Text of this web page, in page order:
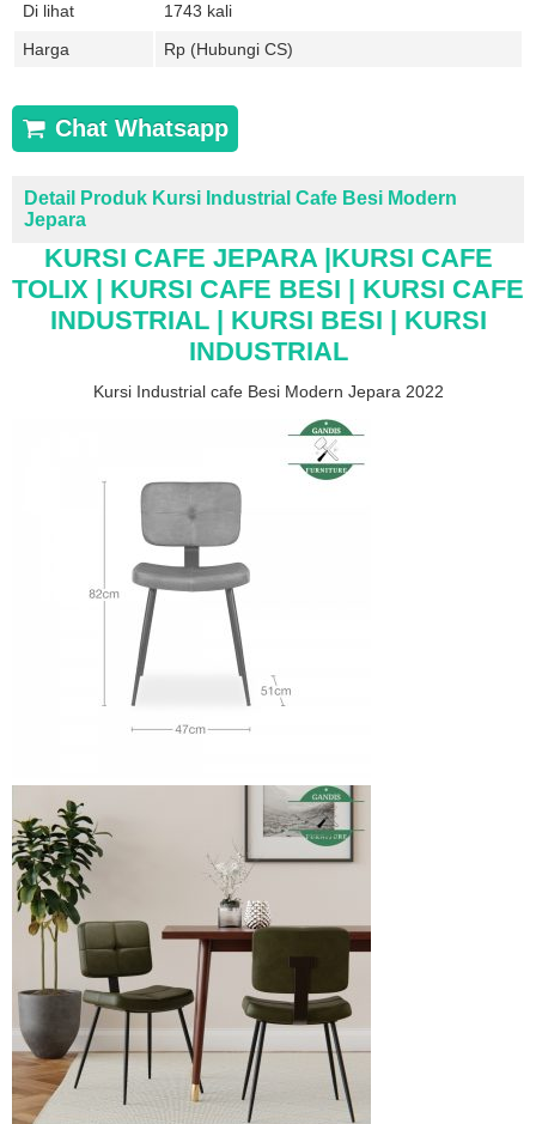
Di lihat
1743 kali
Harga
Rp (Hubungi CS)
Chat Whatsapp
Detail Produk Kursi Industrial Cafe Besi Modern
Jepara
KURSI CAFE JEPARA |KURSI CAFE
TOLIX | KURSI CAFE BESI | KURSI CAFE
INDUSTRIAL | KURSI BESI | KURSI
INDUSTRIAL
Kursi Industrial cafe Besi Modern Jepara 2022